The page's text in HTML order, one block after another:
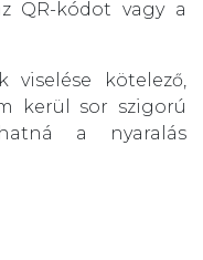
QR-kódot vagy a
viselése kötelező,
kerül sor szigorú
a nyaralás